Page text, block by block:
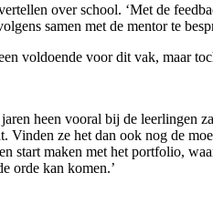
over school. ‘Met de
samen met de mentor te
voldoende voor dit vak, maar
heen vooral bij de leerlingen
Vinden ze het dan ook nog de
start maken met het portfolio,
orde kan komen.’